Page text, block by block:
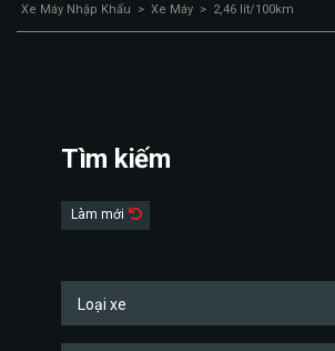
Xe Máy Nhập Khẩu > Xe Máy > 2,46 lít/100km
Tìm kiếm
Làm mới
Loại xe